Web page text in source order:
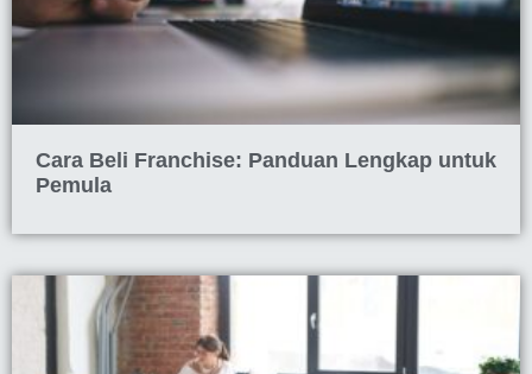
Cara Beli Franchise: Panduan Lengkap untuk
Pemula